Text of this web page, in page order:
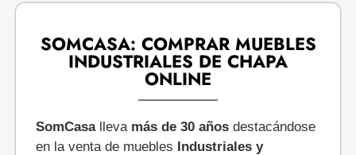
SOMCASA: COMPRAR MUEBLES
INDUSTRIALES DE CHAPA
ONLINE
SomCasalleva más de 30 años destacándose
en la venta de muebles Industriales y